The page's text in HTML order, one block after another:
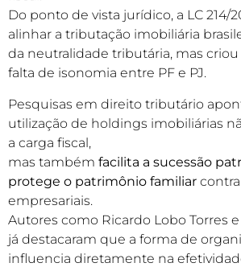
Do ponto de vista jurídico, a LC 214/
alinhar a tributação imobiliária
da neutralidade tributária, mas
falta de isonomia entre PF e PJ.
Pesquisas em direito tributário
utilização de holdings imobiliárias
a carga fiscal,
mas também facilita a sucessão
protege o patrimônio familiar
empresariais.
Autores como Ricardo Lobo Torres e
já destacaram que a forma de
influencia diretamente na